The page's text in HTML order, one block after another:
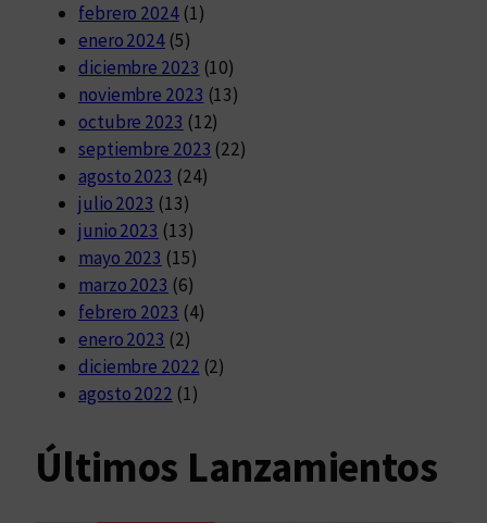
febrero 2024(1)
enero 2024 (5)
diciembre 2023 (10)
noviembre 2023 (13)
octubre 2023 (12)
septiembre 2023 (22)
agosto 2023 (24)
julio 2023 (13)
junio 2023 (13)
mayo 2023 (15)
marzo 2023 (6)
febrero 2023 (4)
enero 2023 (2)
diciembre 2022 (2)
agosto 2022 (1)
Últimos Lanzamientos